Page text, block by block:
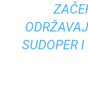
SUDOPER